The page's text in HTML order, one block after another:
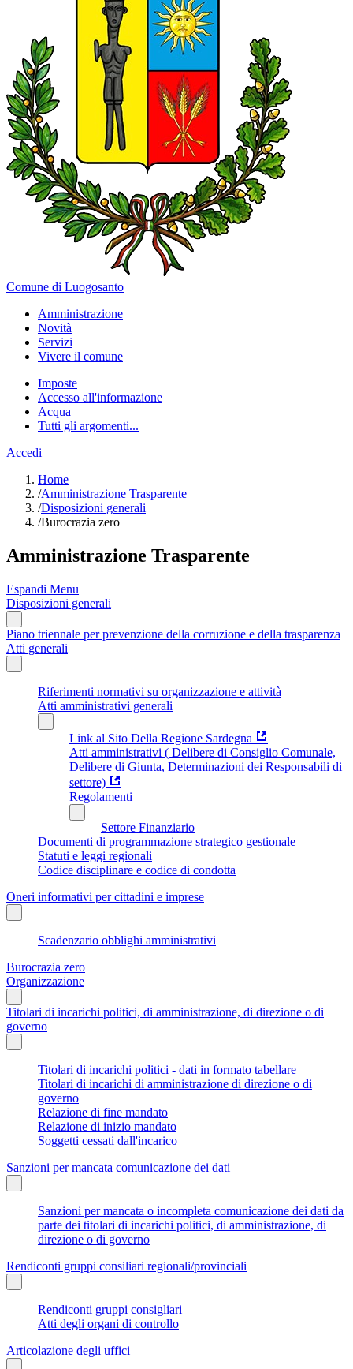
Comune di Luogosanto
Amministrazione
Novità
Servizi
Vivere il comune
Imposte
Accesso all'informazione
Acqua
Tutti gli argomenti...
Accedi
Home
/Amministrazione Trasparente
/Disposizioni generali
/Burocrazia zero
Amministrazione Trasparente
Espandi Menu
Disposizioni generali
Piano triennale per prevenzione della corruzione e della trasparenza
Atti generali
Riferimenti normativi su organizzazione e attività
Atti amministrativi generali
Link al Sito Della Regione Sardegna
Atti amministrativi ( Delibere di Consiglio Comunale,
Delibere di Giunta, Determinazioni dei Responsabili di
settore)
Regolamenti
Settore Finanziario
Documenti di programmazione strategico gestionale
Statuti e leggi regionali
Codice disciplinare e codice di condotta
Oneri informativi per cittadini e imprese
Scadenzario obblighi amministrativi
Burocrazia zero
Organizzazione
Titolari di incarichi politici, di amministrazione, di direzione o di
governo
Titolari di incarichi politici - dati in formato tabellare
Titolari di incarichi di amministrazione di direzione o di
governo
Relazione di fine mandato
Relazione di inizio mandato
Soggetti cessati dall'incarico
Sanzioni per mancata comunicazione dei dati
Sanzioni per mancata o incompleta comunicazione dei dati da
parte dei titolari di incarichi politici, di amministrazione, di
direzione o di governo
Rendiconti gruppi consiliari regionali/provinciali
Rendiconti gruppi consigliari
Atti degli organi di controllo
Articolazione degli uffici